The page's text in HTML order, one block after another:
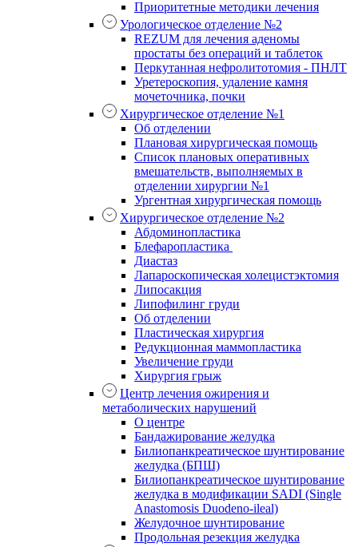
Приоритетные методики лечения
Урологическое отделение №2
REZUM для лечения аденомы
простаты без операций и таблеток
Перкутанная нефролитотомия - ПНЛТ
Уретероскопия, удаление камня
мочеточника, почки
Хирургическое отделение №1
Об отделении
Плановая хирургическая помощь
Список плановых оперативных
вмешательств, выполняемых в
отделении хирургии №1
Ургентная хирургическая помощь
Хирургическое отделение №2
Абдоминопластика
Блефаропластика
Диастаз
Лапароскопическая холецистэктомия
Липосакция
Липофилинг груди
Об отделении
Пластическая хирургия
Редукционная маммопластика
Увеличение груди
Хирургия грыж
Центр лечения ожирения и
метаболических нарушений
О центре
Бандажирование желудка
Билиопанкреатическое шунтирование
желудка (БПШ)
Билиопанкреатическое шунтирование
желудка в модификации SADI (Single
Anastomosis Duodeno-ileal)
Желудочное шунтирование
Продольная резекция желудка